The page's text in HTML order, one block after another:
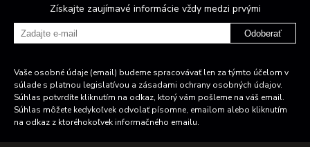
Získajte zaujímavé informácie vždy medzi prvými
Odoberať
Vaše osobné údaje (email) budeme spracovávať len za týmto účelom v
súlade s platnou legislatívou a zásadami ochrany osobných údajov.
Súhlas potvrdíte kliknutím na odkaz, ktorý vám pošleme na váš email.
Súhlas môžete kedykoľvek odvolať písomne, emailom alebo kliknutím
na odkaz z ktoréhokoľvek informačného emailu.